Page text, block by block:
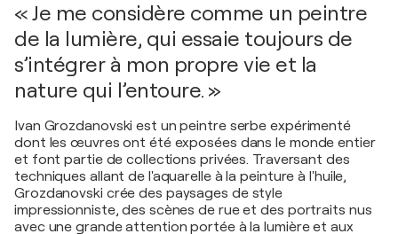
« Je me considère comme un peintre
de la lumière, qui essaie toujours de
s’intégrer à mon propre vie et la
nature qui l’entoure. »
Ivan Grozdanovski est un peintre serbe expérimenté
dont les œuvres ont été exposées dans le monde entier
et font partie de collections privées. Traversant des
techniques allant de l'aquarelle à la peinture à l'huile,
Grozdanovski crée des paysages de style
impressionniste, des scènes de rue et des portraits nus
avec une grande attention portée à la lumière et aux